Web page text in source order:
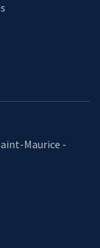
Maurice -